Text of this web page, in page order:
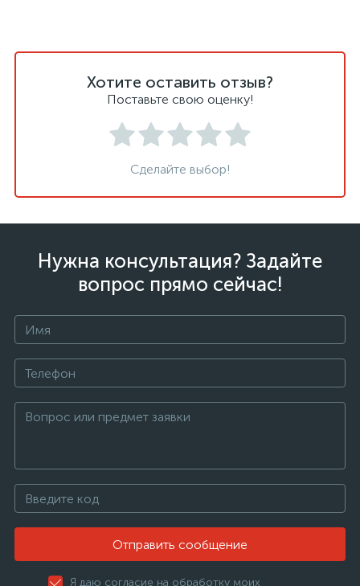
Хотите оставить отзыв?
Поставьте свою оценку!
Сделайте выбор!
Нужна консультация? Задайте
вопрос прямо сейчас!
Отправить сообщение
Я даю согласие на обработку моих